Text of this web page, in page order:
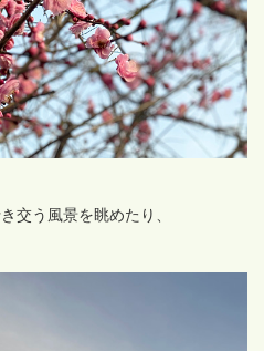
交う風景を眺めたり、